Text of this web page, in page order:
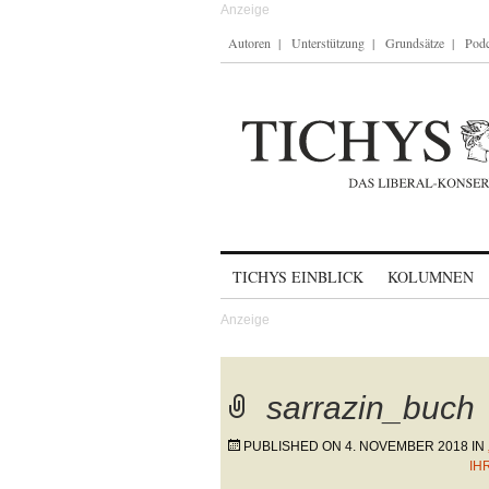
Autoren Unterstützung Grundsätze
TICHYS EINBLICK KOLUMNEN
sarrazin_buch
PUBLISHED ON 4. NOVEMBER 2018 IN
R